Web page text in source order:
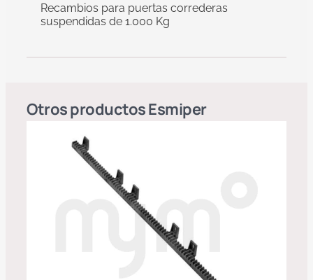
Recambios para puertas correderas
suspendidas de 1.000 Kg
Otros productosEsmiper